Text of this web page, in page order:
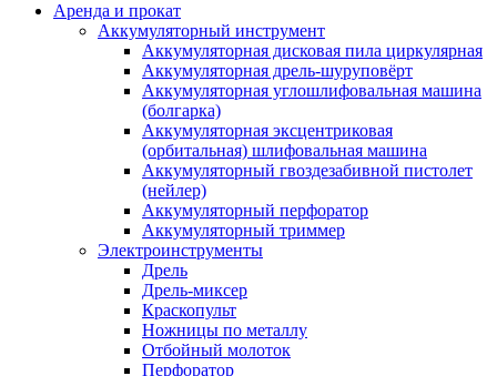
Аренда и прокат
Аккумуляторный инструмент
Аккумуляторная дисковая пила циркулярная
Аккумуляторная дрель-шуруповёрт
Аккумуляторная углошлифовальная машина
(болгарка)
Аккумуляторная эксцентриковая
(орбитальная) шлифовальная машина
Аккумуляторный гвоздезабивной пистолет
(нейлер)
Аккумуляторный перфоратор
Аккумуляторный триммер
Электроинструменты
Дрель
Дрель-миксер
Краскопульт
Ножницы по металлу
Отбойный молоток
Перфоратор